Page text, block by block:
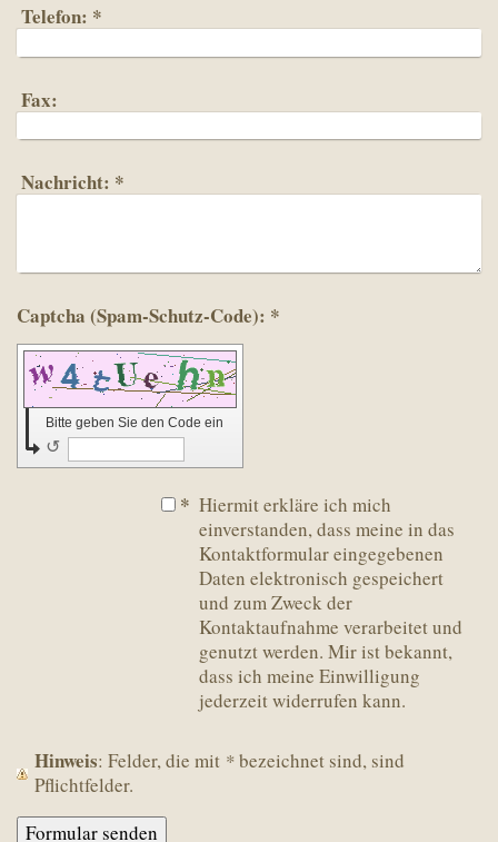
Telefon: *
Fax:
Nachricht: *
Captcha (Spam-Schutz-Code): *
Bitte geben Sie den Code ein
↺
* Hiermit erkläre ich mich
einverstanden, dass meine in das
Kontaktformular eingegebenen
Daten elektronisch gespeichert
und zum Zweck der
Kontaktaufnahme verarbeitet und
genutzt werden. Mir ist bekannt,
dass ich meine Einwilligung
jederzeit widerrufen kann.
Hinweis : Felder, die mit * bezeichnet sind, sind
Pflichtfelder.